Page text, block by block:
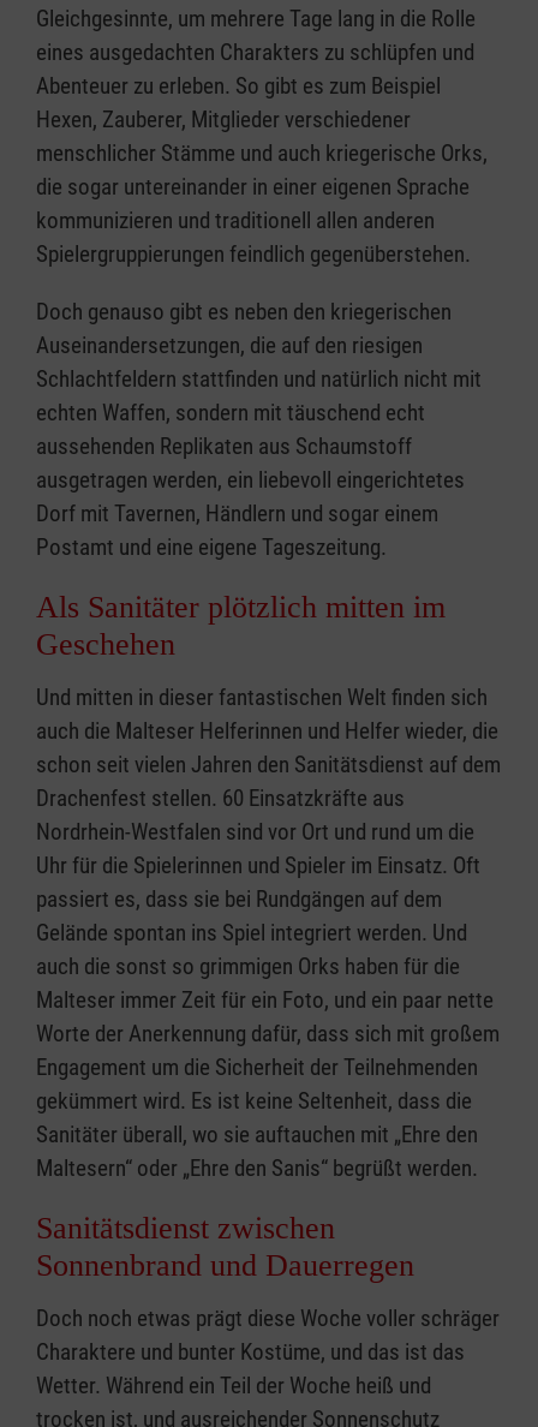
Gleichgesinnte, um mehrere Tage lang in die Rolle
eines ausgedachten Charakters zu schlüpfen und
Abenteuer zu erleben. So gibt es zum Beispiel
Hexen, Zauberer, Mitglieder verschiedener
menschlicher Stämme und auch kriegerische Orks,
die sogar untereinander in einer eigenen Sprache
kommunizieren und traditionell allen anderen
Spielergruppierungen feindlich gegenüberstehen.
Doch genauso gibt es neben den kriegerischen
Auseinandersetzungen, die auf den riesigen
Schlachtfeldern stattfinden und natürlich nicht mit
echten Waffen, sondern mit täuschend echt
aussehenden Replikaten aus Schaumstoff
ausgetragen werden, ein liebevoll eingerichtetes
Dorf mit Tavernen, Händlern und sogar einem
Postamt und eine eigene Tageszeitung.
Als Sanitäter plötzlich mitten im
Geschehen
Und mitten in dieser fantastischen Welt finden sich
auch die Malteser Helferinnen und Helfer wieder, die
schon seit vielen Jahren den Sanitätsdienst auf dem
Drachenfest stellen. 60 Einsatzkräfte aus
Nordrhein-Westfalen sind vor Ort und rund um die
Uhr für die Spielerinnen und Spieler im Einsatz. Oft
passiert es, dass sie bei Rundgängen auf dem
Gelände spontan ins Spiel integriert werden. Und
auch die sonst so grimmigen Orks haben für die
Malteser immer Zeit für ein Foto, und ein paar nette
Worte der Anerkennung dafür, dass sich mit großem
Engagement um die Sicherheit der Teilnehmenden
gekümmert wird. Es ist keine Seltenheit, dass die
Sanitäter überall, wo sie auftauchen mit „Ehre den
Maltesern“ oder „Ehre den Sanis“ begrüßt werden.
Sanitätsdienst zwischen
Sonnenbrand und Dauerregen
Doch noch etwas prägt diese Woche voller schräger
Charaktere und bunter Kostüme, und das ist das
Wetter. Während ein Teil der Woche heiß und
trocken ist, und ausreichender Sonnenschutz